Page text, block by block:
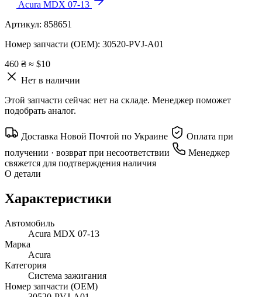
Acura MDX 07-13
Артикул: 858651
Номер запчасти (OEM): 30520-PVJ-A01
460 ₴ ≈ $10
Нет в наличии
Этой запчасти сейчас нет на складе. Менеджер поможет
подобрать аналог.
Доставка Новой Почтой по Украине
Оплата при
получении · возврат при несоответствии
Менеджер
свяжется для подтверждения наличия
О детали
Характеристики
Автомобиль
Acura MDX 07-13
Марка
Acura
Категория
Система зажигания
Номер запчасти (OEM)